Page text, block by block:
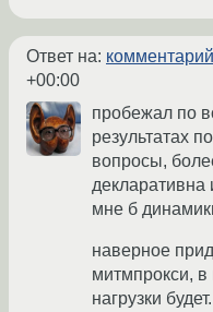
Ответ на: комментарий
+00:00
пробежал по
результатах
вопросы,
декларативна
мне б
наверное
митмпрокси, в
нагрузки будет.